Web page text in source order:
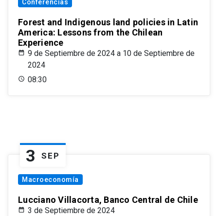
Conferencias
Forest and Indigenous land policies in Latin
America: Lessons from the Chilean
Experience
9 de Septiembre de 2024 a 10 de Septiembre de
2024
08:30
3 SEP
Macroeconomía
Lucciano Villacorta, Banco Central de Chile
3 de Septiembre de 2024